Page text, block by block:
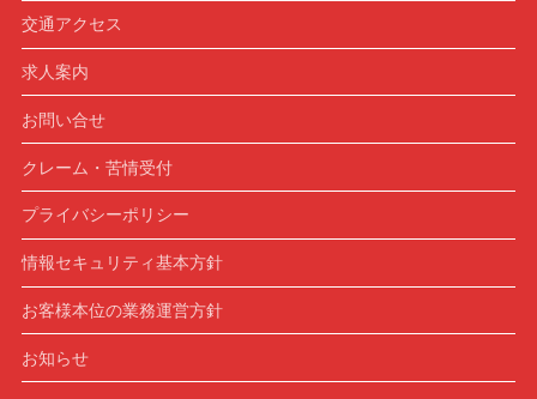
交通アクセス
求人案内
お問い合せ
クレーム・苦情受付
プライバシーポリシー
情報セキュリティ基本方針
お客様本位の業務運営方針
お知らせ